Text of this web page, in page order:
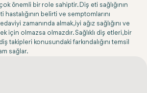
önemli bir role sahiptir. Diş eti sağlığının
hastalığının belirti ve semptomlarını
zamanında almak, iyi ağız sağlığını ve
için olmazsa olmazdır. Sağlıklı diş etleri, bir
takipleri konusundaki farkındalığını temsil
sağlar.